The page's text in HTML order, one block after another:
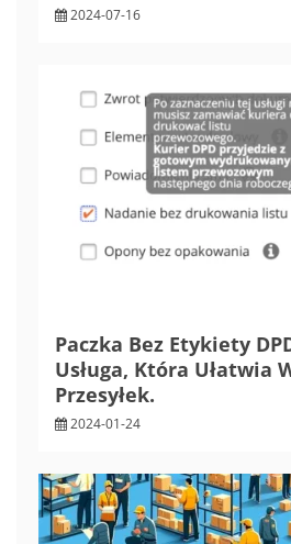
2024-07-16
Paczka Bez Etykiety
Usługa, Która Ułatwia
Przesyłek.
2024-01-24